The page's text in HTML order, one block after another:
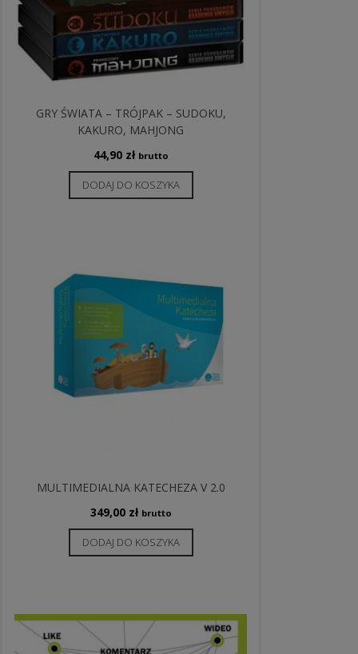
GRY ŚWIATA – TRÓJPAK – SUDOKU,
KAKURO, MAHJONG
44,90 zł brutto
DODAJ DO KOSZYKA
MULTIMEDIALNA KATECHEZA V 2.0
349,00 zł brutto
DODAJ DO KOSZYKA